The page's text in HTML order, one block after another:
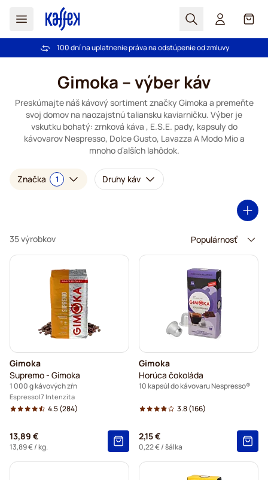
Hľadať Košík
Pri objednávke nad 49,00 € doprava zdarma
Záruka dorovnania ceny!
100 dní na uplatnenie práva na odstúpenie od zmluvy
Dôveruje nám už viac ako 2 000 000 zákazníkov
Gimoka – výber káv
Preskúmajte náš kávový sortiment značky Gimoka a premeňte
svoj domov na naozajstnú taliansku kaviarničku. Výber je
vskutku bohatý: zrnková káva , E.S.E. pady, kapsuly do
kávovarov Nespresso, Dolce Gusto, Lavazza A Modo Mio a
mnoho ďalších lahôdok.
Značka 1 Druhy káv
35 výrobkov
Gimoka
Supremo - Gimoka
1 000 g kávových zŕn
Espresso 7 Intenzita
4.5(284)
13,89 €
13,89 €/ kg.
Gimoka
Horúca čokoláda
10 kapsúl do kávovaru Nespresso®
3.8(166)
2,15 €
0,22 €/ šálka